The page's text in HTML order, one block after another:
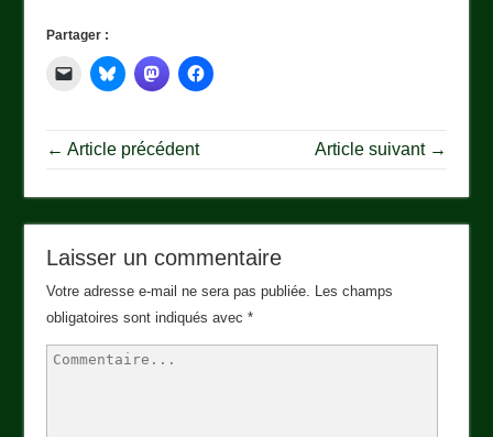
Partager :
← Article précédent Article suivant →
Laisser un commentaire
Votre adresse e-mail ne sera pas publiée. Les champs
obligatoires sont indiqués avec*